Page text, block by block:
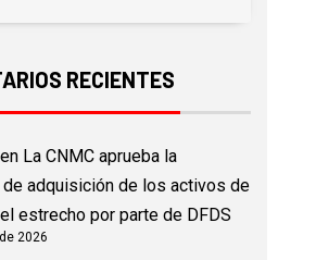
RECIENTES
La CNMC aprueba la
adquisición de los activos de
estrecho por parte de DFDS
2026